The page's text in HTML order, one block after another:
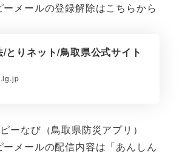
メールの登録解除はこちらから
とりネット/鳥取県公式サイト
ーなび（鳥取県防災アプリ）
ーメールの配信内容は「あんしん